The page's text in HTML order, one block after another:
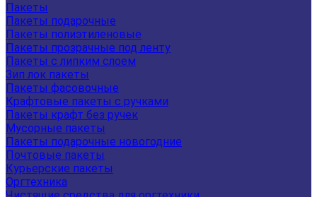
Пакеты
Пакеты подарочные
Пакеты полиэтиленовые
Пакеты прозрачные под ленту
Пакеты с липким слоем
Зип лок пакеты
Пакеты фасовочные
Крафтовые пакеты с ручками
Пакеты крафт без ручек
Мусорные пакеты
Пакеты подарочные новогодние
Почтовые пакеты
Курьерские пакеты
Оргтехника